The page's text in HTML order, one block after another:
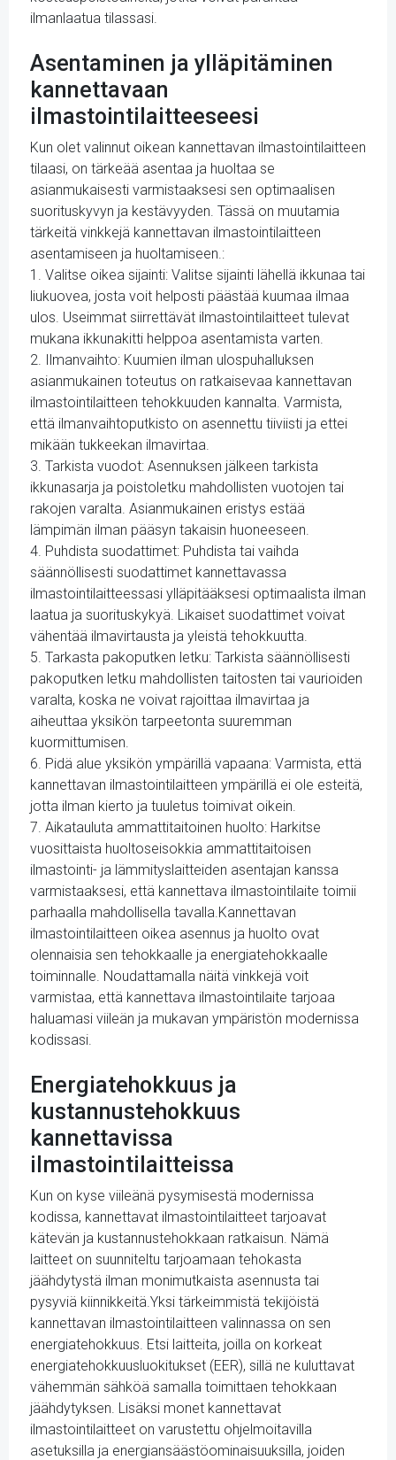
ilmanlaatua tilassasi.
Asentaminen ja ylläpitäminen
kannettavaan
ilmastointilaitteeseesi
Kun olet valinnut oikean kannettavan ilmastointilaitteen
tilaasi, on tärkeää asentaa ja huoltaa se
asianmukaisesti varmistaaksesi sen optimaalisen
suorituskyvyn ja kestävyyden. Tässä on muutamia
tärkeitä vinkkejä kannettavan ilmastointilaitteen
asentamiseen ja huoltamiseen.:
1. Valitse oikea sijainti: Valitse sijainti lähellä ikkunaa tai
liukuovea, josta voit helposti päästää kuumaa ilmaa
ulos. Useimmat siirrettävät ilmastointilaitteet tulevat
mukana ikkunakitti helppoa asentamista varten.
2. Ilmanvaihto: Kuumien ilman ulospuhalluksen
asianmukainen toteutus on ratkaisevaa kannettavan
ilmastointilaitteen tehokkuuden kannalta. Varmista,
että ilmanvaihtoputkisto on asennettu tiiviisti ja ettei
mikään tukkeekan ilmavirtaa.
3. Tarkista vuodot: Asennuksen jälkeen tarkista
ikkunasarja ja poistoletku mahdollisten vuotojen tai
rakojen varalta. Asianmukainen eristys estää
lämpimän ilman pääsyn takaisin huoneeseen.
4. Puhdista suodattimet: Puhdista tai vaihda
säännöllisesti suodattimet kannettavassa
ilmastointilaitteessasi ylläpitääksesi optimaalista ilman
laatua ja suorituskykyä. Likaiset suodattimet voivat
vähentää ilmavirtausta ja yleistä tehokkuutta.
5. Tarkasta pakoputken letku: Tarkista säännöllisesti
pakoputken letku mahdollisten taitosten tai vaurioiden
varalta, koska ne voivat rajoittaa ilmavirtaa ja
aiheuttaa yksikön tarpeetonta suuremman
kuormittumisen.
6. Pidä alue yksikön ympärillä vapaana: Varmista, että
kannettavan ilmastointilaitteen ympärillä ei ole esteitä,
jotta ilman kierto ja tuuletus toimivat oikein.
7. Aikatauluta ammattitaitoinen huolto: Harkitse
vuosittaista huoltoseisokkia ammattitaitoisen
ilmastointi- ja lämmityslaitteiden asentajan kanssa
varmistaaksesi, että kannettava ilmastointilaite toimii
parhaalla mahdollisella tavalla.Kannettavan
ilmastointilaitteen oikea asennus ja huolto ovat
olennaisia sen tehokkaalle ja energiatehokkaalle
toiminnalle. Noudattamalla näitä vinkkejä voit
varmistaa, että kannettava ilmastointilaite tarjoaa
haluamasi viileän ja mukavan ympäristön modernissa
kodissasi.
Energiatehokkuus ja
kustannustehokkuus
kannettavissa
ilmastointilaitteissa
Kun on kyse viileänä pysymisestä modernissa
kodissa, kannettavat ilmastointilaitteet tarjoavat
kätevän ja kustannustehokkaan ratkaisun. Nämä
laitteet on suunniteltu tarjoamaan tehokasta
jäähdytystä ilman monimutkaista asennusta tai
pysyviä kiinnikkeitä.Yksi tärkeimmistä tekijöistä
kannettavan ilmastointilaitteen valinnassa on sen
energiatehokkuus. Etsi laitteita, joilla on korkeat
energiatehokkuusluokitukset (EER), sillä ne kuluttavat
vähemmän sähköä samalla toimittaen tehokkaan
jäähdytyksen. Lisäksi monet kannettavat
ilmastointilaitteet on varustettu ohjelmoitavilla
asetuksilla ja energiansäästöominaisuuksilla, joiden